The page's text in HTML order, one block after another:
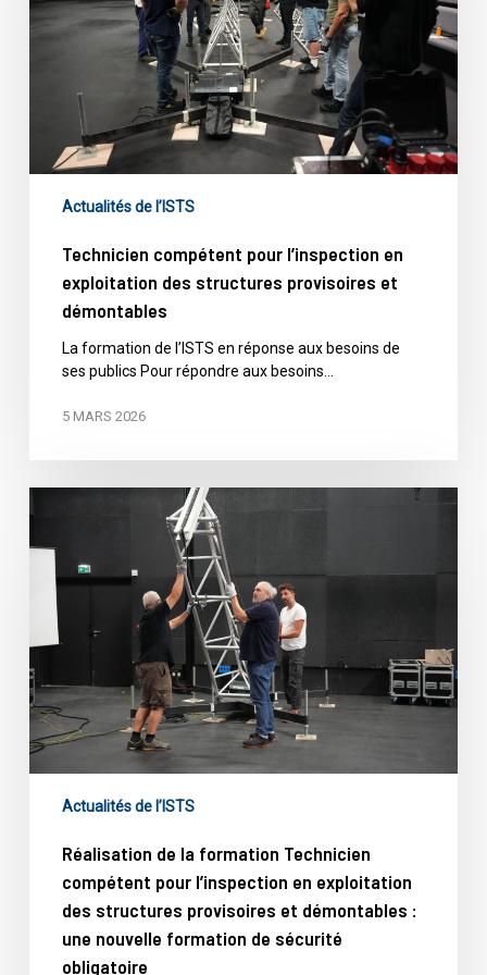
exploitation
des
démontables
Actualités de l’ISTS
Technicien compétent pour l’inspection en
exploitation des structures provisoires et
démontables
La formation de l’ISTS en réponse aux besoins de
ses publics Pour répondre aux besoins…
5 MARS 2026
de
la
formation
Technicien
compétent
pour
en
exploitation
des
structures
provisoires
démontables
nouvelle
formation
Actualités de l’ISTS
Réalisation de la formation Technicien
compétent pour l’inspection en exploitation
des structures provisoires et démontables :
une nouvelle formation de sécurité
obligatoire